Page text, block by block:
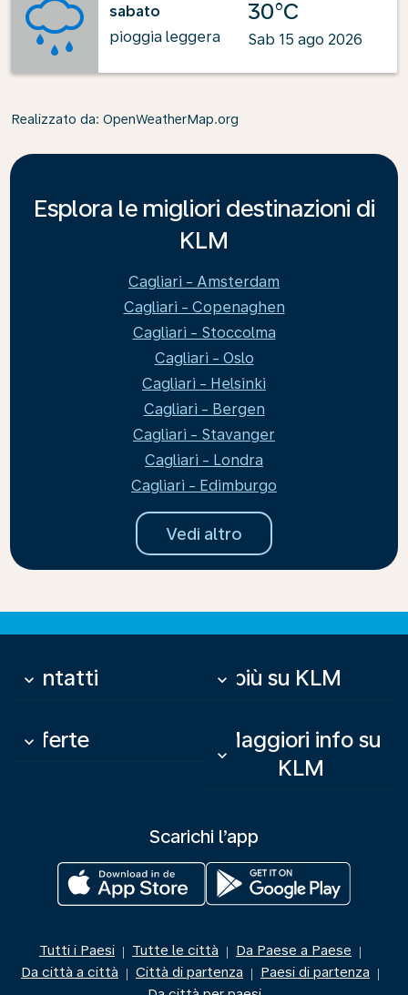
sabato
pioggia leggera
30°C
Sab 15 ago 2026
Realizzato da: OpenWeatherMap.org
Esplora le migliori destinazioni di
KLM
Cagliari - Amsterdam
Cagliari - Copenaghen
Cagliari - Stoccolma
Cagliari - Oslo
Cagliari - Helsinki
Cagliari - Bergen
Cagliari - Stavanger
Cagliari - Londra
Cagliari - Edimburgo
Vedi altro
Contatti
keyboard_arrow_down Di più su KLM
keyboard_arrow_down
Offerte
keyboard_arrow_down
Maggiori info su
KLM
keyboard_arrow_down
Scarichi l’app
Tutti i Paesi | Tutte le città | Da Paese a Paese |
Da città a città | Città di partenza | Paesi di partenza |